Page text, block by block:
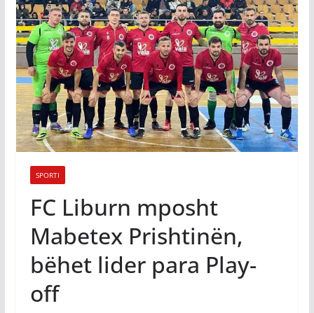
SPORTI
FC Liburn mposht
Mabetex Prishtinën,
bëhet lider para Play-
off